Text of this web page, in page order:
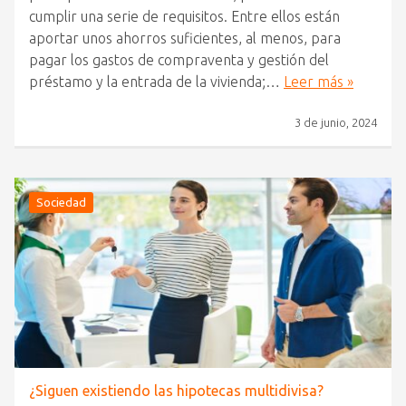
cumplir una serie de requisitos. Entre ellos están
aportar unos ahorros suficientes, al menos, para
pagar los gastos de compraventa y gestión del
préstamo y la entrada de la vivienda;… Leer más »
3 de junio, 2024
Sociedad
¿Siguen existiendo las hipotecas multidivisa?